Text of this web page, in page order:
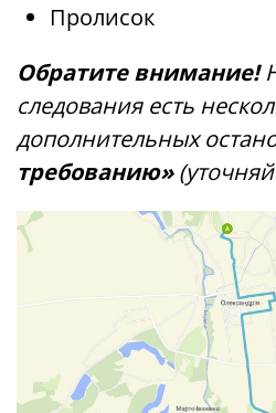
Пролисок
Обратите внимание!
следования есть
дополнительных
требованию»